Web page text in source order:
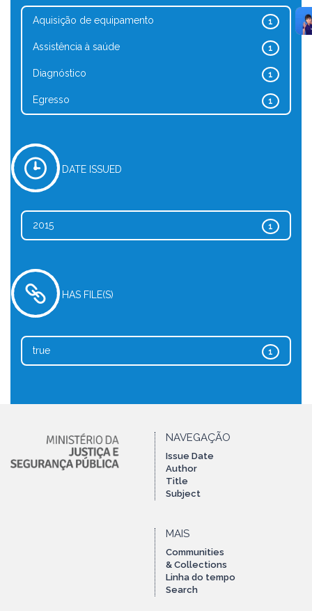
1
Aquisição de equipamento
1
Assistência à saúde
1
Diagnóstico
1
Egresso
DATE ISSUED
1
2015
HAS FILE(S)
1
true
NAVEGAÇÃO
Issue Date
Author
Title
Subject
MAIS
Communities
& Collections
Linha do tempo
Search